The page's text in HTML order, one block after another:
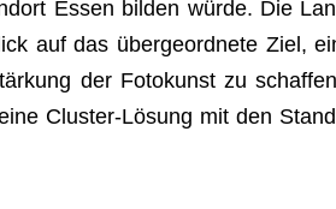
Essen bil­den würde. Die
auf das über­ge­ord­nete Ziel,
der Foto­kunst zu
Clus­ter-Lösung mit den